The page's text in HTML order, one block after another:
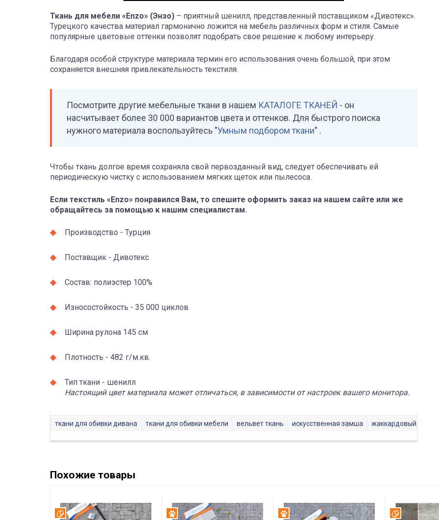
Ткань для мебели «Enzo» (Энзо) – приятный шенилл, представленный поставщиком «Дивотекс».
Турецкого качества материал гармонично ложится на мебель различных форм и стиля. Самые
популярные цветовые оттенки позволят подобрать свое решение к любому интерьеру.
Благодаря особой структуре материала термин его использования очень большой, при этом
сохраняется внешняя привлекательность текстиля.
Посмотрите другие мебельные ткани в нашем КАТАЛОГЕ ТКАНЕЙ - он
насчитывает более 30 000 вариантов цвета и оттенков. Для быстрого поиска
нужного материала воспользуйтесь "Умным подбором ткани" .
Чтобы ткань долгое время сохраняла свой первозданный вид, следует обеспечивать ей
периодическую чистку с использованием мягких щеток или пылесоса.
Если текстиль «Enzo» понравился Вам, то спешите оформить заказ на нашем сайте или же
обращайтесь за помощью к нашим специалистам.
Производство - Турция
Поставщик - Дивотекс
Состав: полиэстер 100%
Износостойкость - 35 000 циклов
Ширина рулона 145 см
Плотность - 482 г/м.кв.
Тип ткани - шенилл
Настоящий цвет материала может отличаться, в зависимости от настроек вашего монитора.
ткани для обивки дивана ткани для обивки мебели вельвет ткань искусственная замша жаккардовый шенилл
Похожие товары
Вотерпруф Антикоготь Антикоготь Вотерпруф